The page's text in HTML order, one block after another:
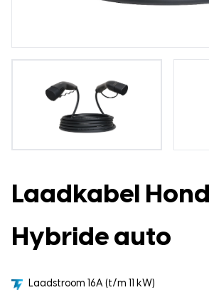
Laadkabel
Hybride auto
Laadstroom 16A (t/m 11 kW)